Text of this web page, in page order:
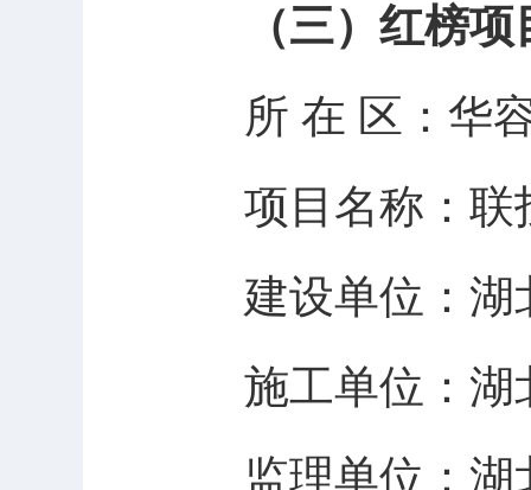
（三）红榜
所 在 区：华
项目名称：联
建设单位：湖
施工单位：湖
监理单位：